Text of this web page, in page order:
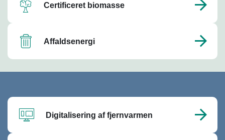
Certificeret biomasse
Affaldsenergi
Digitalisering af fjernvarmen